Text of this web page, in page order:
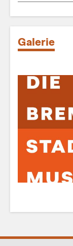
Galerie